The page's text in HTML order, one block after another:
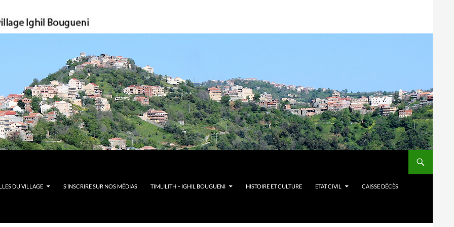
DU VILLAGE S’INSCRIRE SUR NOS MÉDIAS TIMLILITH – IGHIL BOUGUENI HISTOIRE ET CULTURE ETAT CIVIL CAISSE DÉCÈS